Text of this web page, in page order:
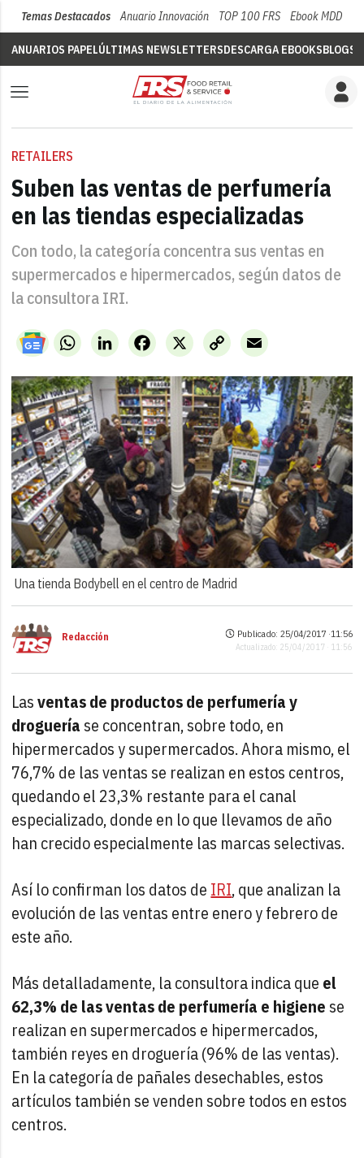
Temas Destacados Anuario Innovación TOP 100 FRS Ebook MDD
ANUARIOS PAPELÚLTIMAS NEWSLETTERSDESCARGA EBOOKSBLOGS
RETAILERS
Suben las ventas de perfumería
en las tiendas especializadas
Con todo, la categoría concentra sus ventas en
supermercados e hipermercados, según datos de
la consultora IRI.
WhatsAppLinkedIn X
Facebook
Copy
Link
Email
Una tienda Bodybell en el centro de Madrid
Redacción Publicado: 25/04/2017 ·11:56
Actualizado: 25/04/2017 · 11:56
Lasventas de productos de perfumería y
droguería se concentran, sobre todo, en
hipermercados y supermercados. Ahora mismo, el
76,7% de las ventas se realizan en estos centros,
quedando el 23,3% restante para el canal
especializado, donde en lo que llevamos de año
han crecido especialmente las marcas selectivas.
Así lo confirman los datos de IRI, que analizan la
evolución de las ventas entre enero y febrero de
este año.
Más detalladamente, la consultora indica que el
62,3% de las ventas de perfumería e higiene se
realizan en supermercados e hipermercados,
también reyes en droguería (96% de las ventas).
En la categoría de pañales desechables, estos
artículos también se venden sobre todos en estos
centros.